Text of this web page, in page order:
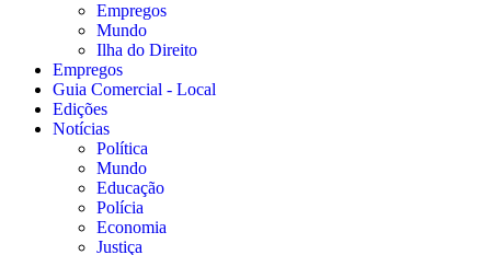
Empregos
Mundo
Ilha do Direito
Empregos
Guia Comercial - Local
Edições
Notícias
Política
Mundo
Educação
Polícia
Economia
Justiça